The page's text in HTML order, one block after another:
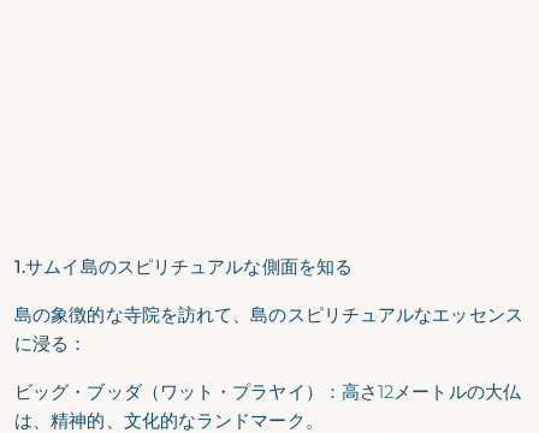
1.サムイ島のスピリチュアルな側面を知る
島の象徴的な寺院を訪れて、島のスピリチュアルなエッセンス
に浸る：
ビッグ・ブッダ（ワット・プラヤイ）：高さ12メートルの大仏
は、精神的、文化的なランドマーク。